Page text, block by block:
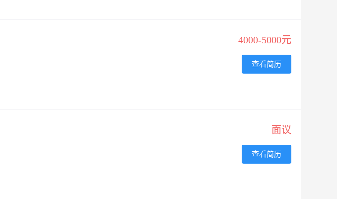
4000-5000元
查看简历
面议
查看简历